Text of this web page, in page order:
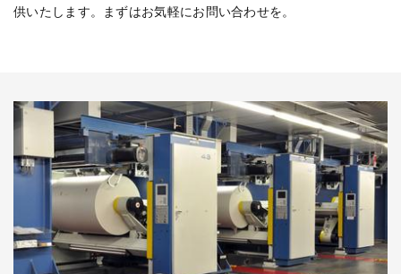
供いたします。まずはお気軽にお問い合わせを。